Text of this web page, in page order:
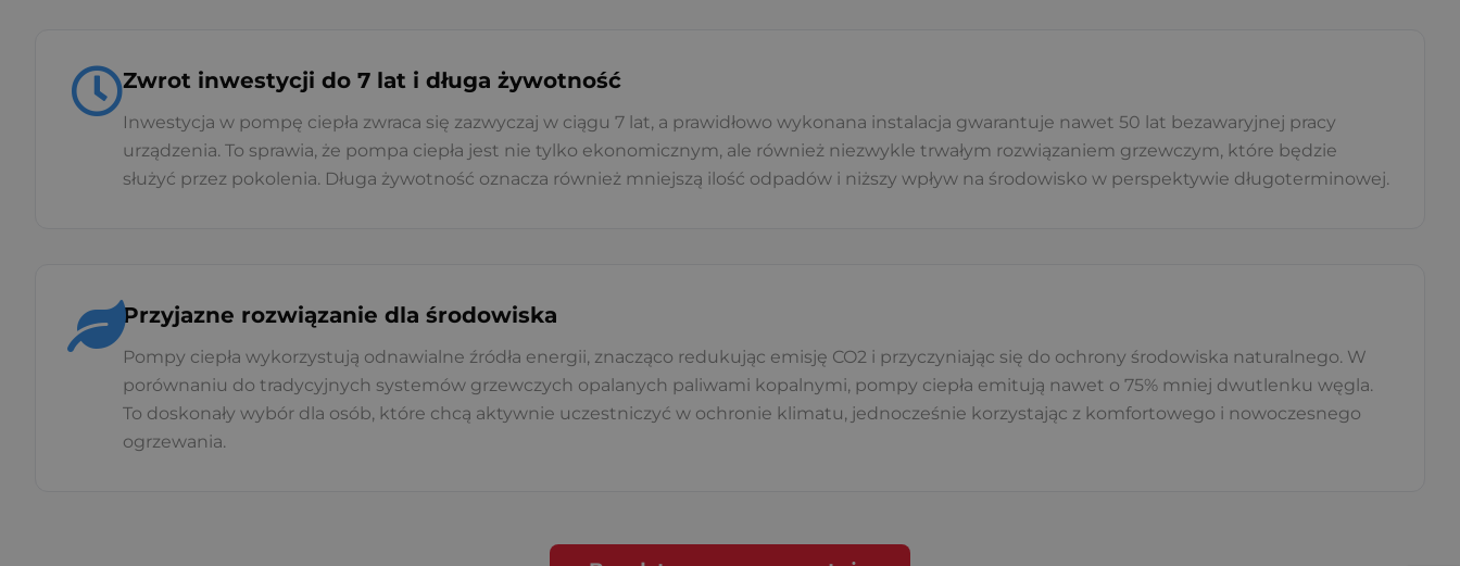
Zwrot inwestycji do 7 lat i długa żywotność
Inwestycja w pompę ciepła zwraca się zazwyczaj w ciągu 7 lat, a prawidłowo wykonana instalacja gwarantuje nawet 50 lat bezawaryjnej pracy
urządzenia. To sprawia, że pompa ciepła jest nie tylko ekonomicznym, ale również niezwykle trwałym rozwiązaniem grzewczym, które będzie
służyć przez pokolenia. Długa żywotność oznacza również mniejszą ilość odpadów i niższy wpływ na środowisko w perspektywie długoterminowej.
Przyjazne rozwiązanie dla środowiska
Pompy ciepła wykorzystują odnawialne źródła energii, znacząco redukując emisję CO2 i przyczyniając się do ochrony środowiska naturalnego. W
porównaniu do tradycyjnych systemów grzewczych opalanych paliwami kopalnymi, pompy ciepła emitują nawet o 75% mniej dwutlenku węgla.
To doskonały wybór dla osób, które chcą aktywnie uczestniczyć w ochronie klimatu, jednocześnie korzystając z komfortowego i nowoczesnego
ogrzewania.